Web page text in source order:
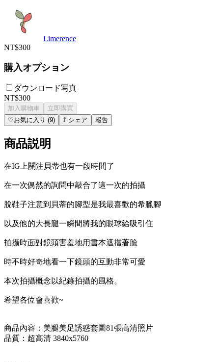
Limerence
NT$300
購入オプション
ダウンロード写真
NT$300
加入購物車
立即購買
♡お気に入り (9) ⤴ シェア 報告
商品説明
在IG上關注貝蒂也有一段時間了
在一次偶然的詢問中敲合了這一次的拍攝
脫鞋子注意到貝蒂的腳型是我最喜歡的希臘腳
以及他的大長腿一瞬間將我的眼球給吸引住
拍攝時面對鏡頭害羞地用書本遮擋著臉
時不時好奇地看一下鏡頭的互動非常可愛
本次拍攝概念以紀錄拍攝的風格。
希望各位會喜歡~
商品內容：美腿美足誘惑套圖81張高清照片
品質：超高清 3840x5760